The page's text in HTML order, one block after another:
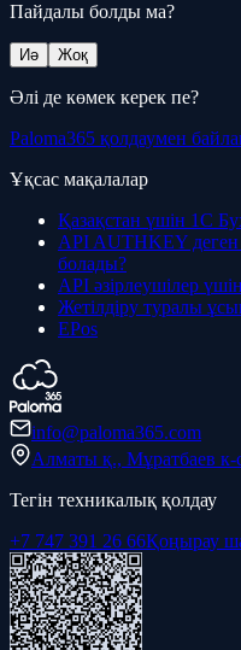
Пайдалы болды ма?
Иә Жоқ
Әлі де көмек керек пе?
Paloma365 қолдаумен
Ұқсас мақалалар
Қазақстан үшін 1С
API AUTHKEY деген
болады?
API әзірлеушілер
Жетілдіру туралы
EPos
info@paloma365.com
Алматы қ., Мұратбаев к-
Тегін техникалық қолдау
+7 747 391 26 66Қоңырау